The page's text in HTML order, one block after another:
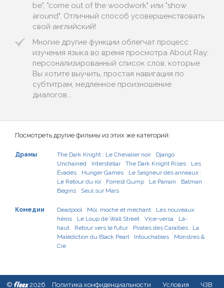
be", "come out of the woodwork" или "show
around". Отличный способ усовершенствовать
свой английский!
Многие другие функции облегчат процесс
изучения языка во время просмотра About Ray:
персонализированный список слов, которые
Вы хотите выучить, простая навигация по
субтитрам, медленное произношение
диалогов...
Посмотреть другие фильмы из этих же категорий:
Драмы The Dark Knight : Le Chevalier noir
Django
Unchained
Interstellar The Dark Knight Rises
Les
Évadés
Hunger Games
Le Seigneur des anneaux :
Le Retour du roi
Forrest Gump Le Parrain
Batman
Begins
Seul sur Mars
Комедии Deadpool Moi, moche et méchant
Les nouveaux
héros
Le Loup de Wall Street Vice-versa
Là-
haut
Retour vers le futur
Pirates des Caraïbes : La
Malédiction du Black Pearl
Intouchables
Monstres &
Cie
© fleex2026 Политика конфиденциальности Условия ЧЗВ